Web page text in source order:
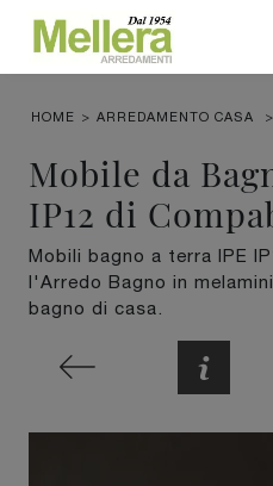
HOME > ARREDAMENTO CASA >
Mobile da
IP12 di
Mobili bagno a terra IPE
l'Arredo Bagno in
bagno di casa.